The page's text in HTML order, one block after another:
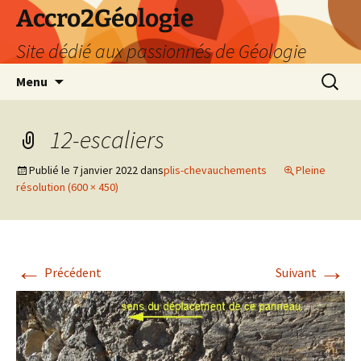
Accro2Géologie
Site dédié aux passionnés de Géologie
Menu
12-escaliers
Publié le 7 janvier 2022dansplis-chevauchements
Pleine
résolution (600 × 450)
← Précédent Suivant →